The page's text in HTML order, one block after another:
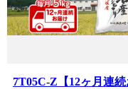
7T05C-Z【12ヶ月連